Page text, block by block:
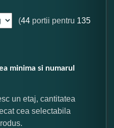
(44 portii pentru 135
minima si numarul
un etaj, cantitatea
cea selectabila